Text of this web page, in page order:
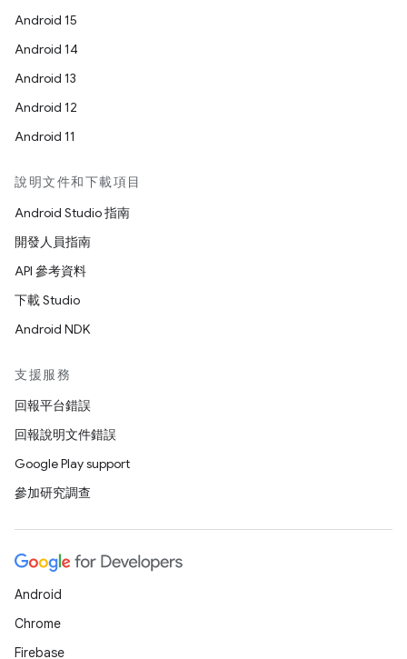
Android 15
Android 14
Android 13
Android 12
Android 11
說明文件和下載項目
Android Studio 指南
開發人員指南
API 參考資料
下載 Studio
Android NDK
支援服務
回報平台錯誤
回報說明文件錯誤
Google Play support
參加研究調查
Android
Chrome
Firebase